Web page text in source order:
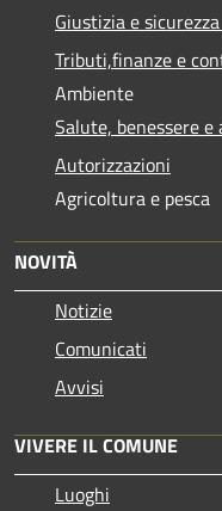
Giustizia e
Tributi,finanze e
Ambiente
Salute, benessere e
Autorizzazioni
Agricoltura e pesca
NOVITÀ
Notizie
Comunicati
Avvisi
VIVERE IL COMUNE
Luoghi